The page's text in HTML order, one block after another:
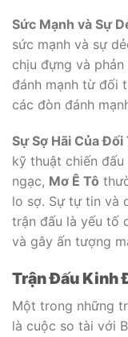
Sức Mạnh và Sự
sức mạnh và sự
chịu đựng và
đánh mạnh từ đối
các đòn đánh
Sự Sợ Hãi Của Đối
kỹ thuật chiến
ngạc, Mơ Ê Tô
lo sợ. Sự tự tin và
trận đấu là yếu tố
và gây ấn tượng
Trận Đấu Kinh
Một trong những
là cuộc so tài với